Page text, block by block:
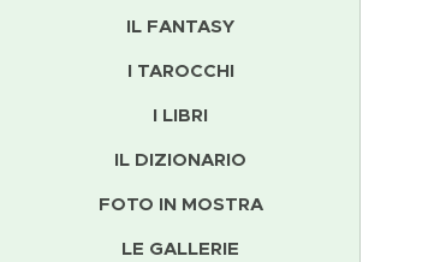
IL FANTASY
I TAROCCHI
I LIBRI
IL DIZIONARIO
FOTO IN MOSTRA
LE GALLERIE